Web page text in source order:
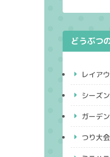
どうぶつ
レイア
シーズ
ガーデ
つり大